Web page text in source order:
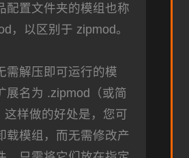
配置文件夹的模组也称
，以区别于 zipmod。
需解压即可运行的模
展名为 .zipmod（或简
这样做的好处是，您可
载模组，而无需修改产